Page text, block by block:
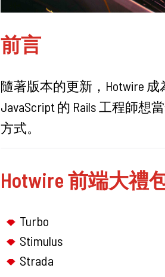
前言
隨著版本的更新，Hotwire
JavaScript 的 Rails 工程師
方式。
Hotwire 前端大禮
Turbo
Stimulus
Strada